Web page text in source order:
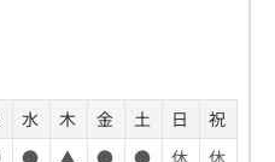
水 木 金 土 日
祝
● ▲ ● ● 休
休